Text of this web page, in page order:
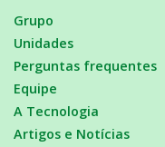
Grupo
Unidades
Perguntas frequentes
Equipe
A Tecnologia
Artigos e Notícias